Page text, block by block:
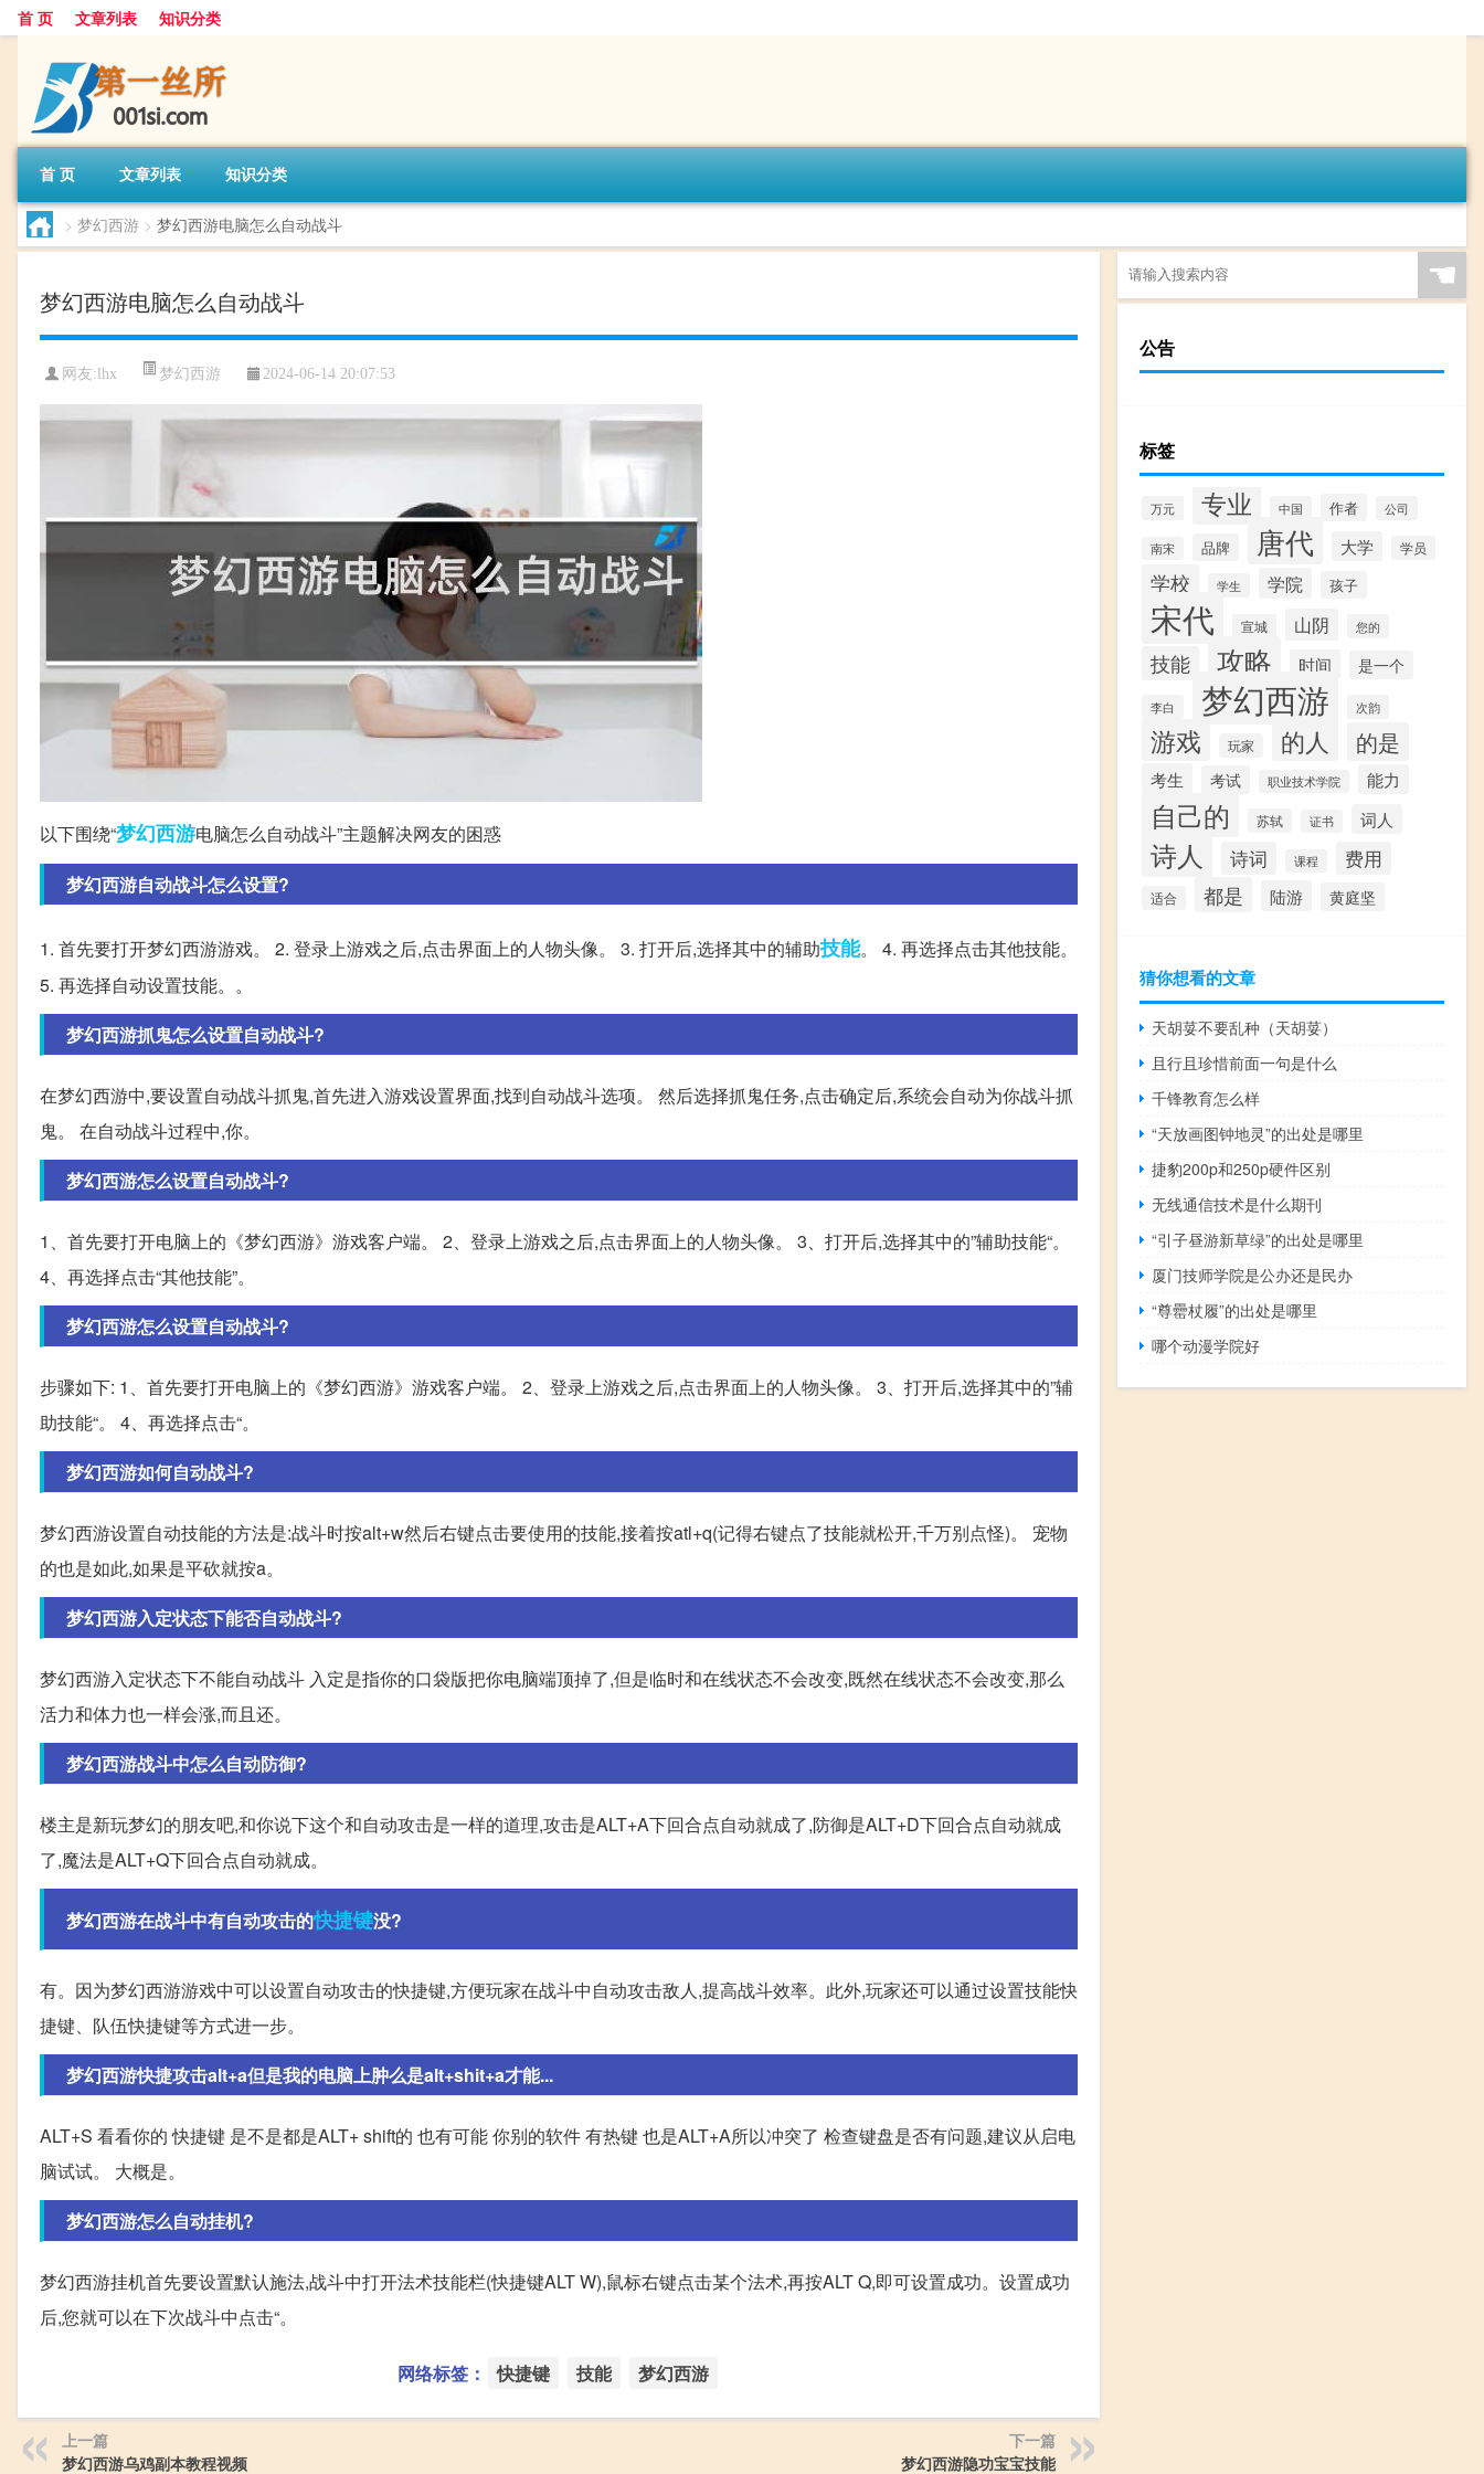
首 页 文章列表 知识分类
首 页 文章列表 知识分类
> 梦幻西游 > 梦幻西游电脑怎么自动战斗
梦幻西游电脑怎么自动战斗
网友: lhx 梦幻西游 2024-06-14 20:07:53
以下围绕“梦幻西游电脑怎么自动战斗”主题解决网友的困惑
梦幻西游自动战斗怎么设置?
1. 首先要打开梦幻西游游戏。 2. 登录上游戏之后,点击界面上的人物头像。 3. 打开后,选择其中的辅助技能。 4. 再选择点击其他技能。
5. 再选择自动设置技能。。
梦幻西游抓鬼怎么设置自动战斗?
在梦幻西游中,要设置自动战斗抓鬼,首先进入游戏设置界面,找到自动战斗选项。 然后选择抓鬼任务,点击确定后,系统会自动为你战斗抓
鬼。 在自动战斗过程中,你。
梦幻西游怎么设置自动战斗?
1、首先要打开电脑上的《梦幻西游》游戏客户端。 2、登录上游戏之后,点击界面上的人物头像。 3、打开后,选择其中的”辅助技能“。
4、再选择点击“其他技能”。
梦幻西游怎么设置自动战斗?
步骤如下: 1、首先要打开电脑上的《梦幻西游》游戏客户端。 2、登录上游戏之后,点击界面上的人物头像。 3、打开后,选择其中的”辅
助技能“。 4、再选择点击“。
梦幻西游如何自动战斗?
梦幻西游设置自动技能的方法是:战斗时按alt+w然后右键点击要使用的技能,接着按atl+q(记得右键点了技能就松开,千万别点怪)。 宠物
的也是如此,如果是平砍就按a。
梦幻西游入定状态下能否自动战斗?
梦幻西游入定状态下不能自动战斗 入定是指你的口袋版把你电脑端顶掉了,但是临时和在线状态不会改变,既然在线状态不会改变,那么
活力和体力也一样会涨,而且还。
梦幻西游战斗中怎么自动防御?
楼主是新玩梦幻的朋友吧,和你说下这个和自动攻击是一样的道理,攻击是ALT+A下回合点自动就成了,防御是ALT+D下回合点自动就成
了,魔法是ALT+Q下回合点自动就成。
梦幻西游在战斗中有自动攻击的快捷键没?
有。因为梦幻西游游戏中可以设置自动攻击的快捷键,方便玩家在战斗中自动攻击敌人,提高战斗效率。此外,玩家还可以通过设置技能快
捷键、队伍快捷键等方式进一步。
梦幻西游快捷攻击alt+a但是我的电脑上肿么是alt+shit+a才能...
ALT+S 看看你的 快捷键 是不是都是ALT+ shift的 也有可能 你别的软件 有热键 也是ALT+A所以冲突了 检查键盘是否有问题,建议从启电
脑试试。 大概是。
梦幻西游怎么自动挂机?
梦幻西游挂机首先要设置默认施法,战斗中打开法术技能栏(快捷键ALT W),鼠标右键点击某个法术,再按ALT Q,即可设置成功。设置成功
后,您就可以在下次战斗中点击“。
网络标签： 快捷键 技能 梦幻西游
上一篇
梦幻西游乌鸡副本教程视频
下一篇
梦幻西游隐功宝宝技能
☚
公告
标签
万元 专业 中国 作者 公司
南宋 品牌 唐代 大学 学员
学校 学生 学院 孩子
宋代 宣城 山阴 您的
技能 攻略 时间 是一个
李白 梦幻西游 次韵
游戏 玩家 的人 的是
考生 考试 职业技术学院 能力
自己的 苏轼 证书 词人
诗人 诗词 课程 费用
适合 都是 陆游 黄庭坚
猜你想看的文章
天胡荽不要乱种（天胡荽）
且行且珍惜前面一句是什么
千锋教育怎么样
“天放画图钟地灵”的出处是哪里
捷豹200p和250p硬件区别
无线通信技术是什么期刊
“引子昼游新草绿”的出处是哪里
厦门技师学院是公办还是民办
“尊罍杖履”的出处是哪里
哪个动漫学院好